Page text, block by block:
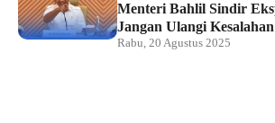
Menteri Bahlil Sindir
Jangan Ulangi
Rabu, 20 Agustus 2025